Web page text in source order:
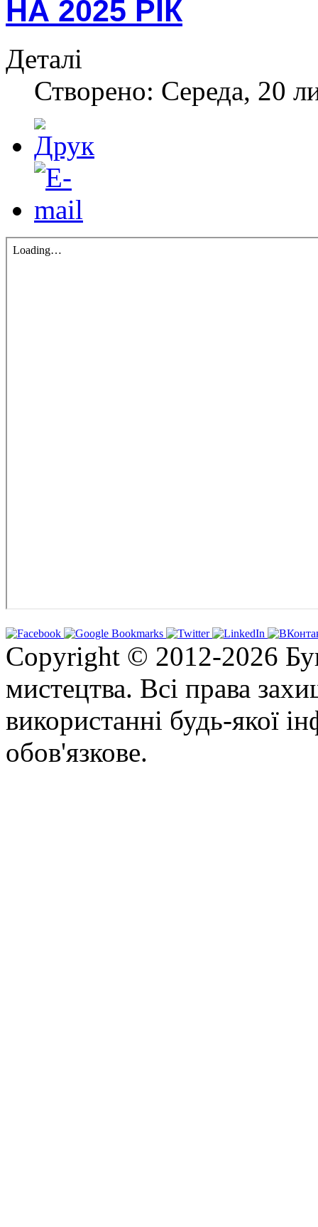
НА 2025 РІК
Деталі
Створено: Середа, 20
Copyright © 2012-2026
мистецтва. Всі права
використанні будь-якої
обов'язкове.